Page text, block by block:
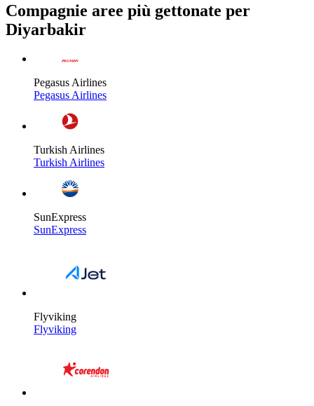
Compagnie aree più gettonate per
Diyarbakir
Pegasus Airlines
Pegasus Airlines
Turkish Airlines
Turkish Airlines
SunExpress
SunExpress
Flyviking
Flyviking